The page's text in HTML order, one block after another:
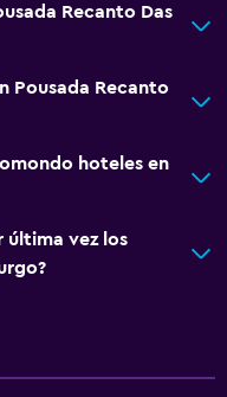
Recanto Das
Pousada Recanto
hoteles en
última vez los